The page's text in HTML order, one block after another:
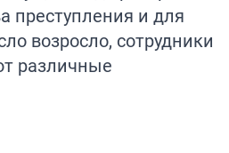
преступления и для
возросло, сотрудники
различные